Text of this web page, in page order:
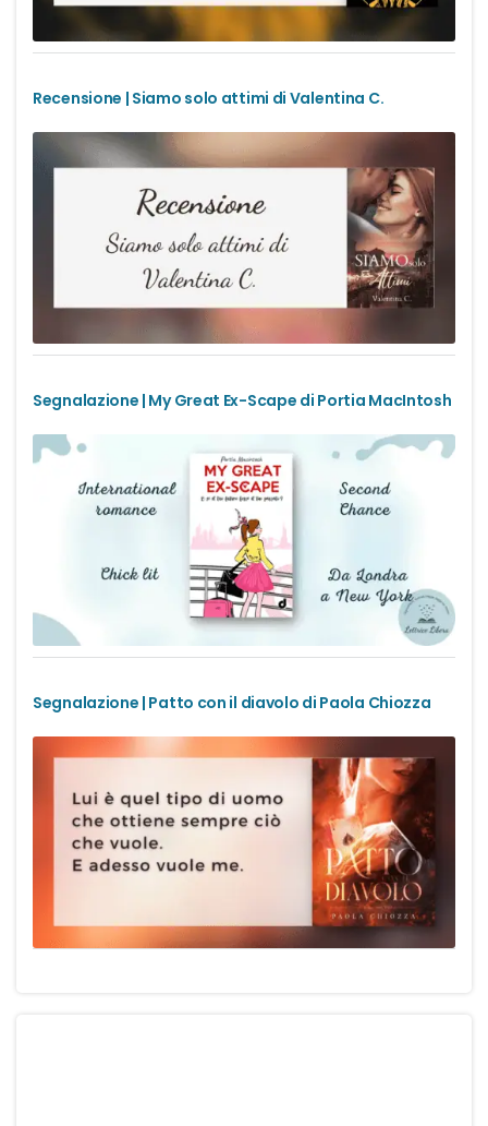
Romance StoricI
Romance vittoriani
Romance Regency
Royal romance
Second-Chance romance
Sport romance
Spy romance
Step romance
Young Adult
Fantasy
Urban Fantasy
Gialli
Narrativa contemporanea
Romanzi di formazione
Thriller
Recensione | Siamo solo attimi di Valentina C.
Segnalazione | My Great Ex-Scape di Portia MacIntosh
Segnalazione | Patto con il diavolo di Paola Chiozza